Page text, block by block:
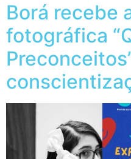
Borá recebe
fotográfica